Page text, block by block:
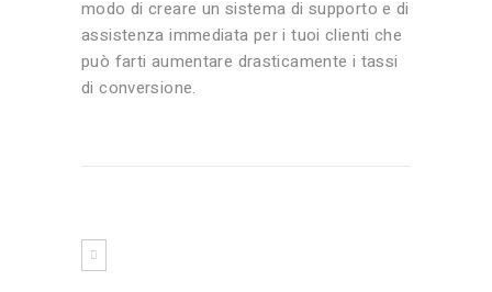
modo di creare un sistema di supporto e di
assistenza immediata per i tuoi clienti che
può farti aumentare drasticamente i tassi
di conversione.